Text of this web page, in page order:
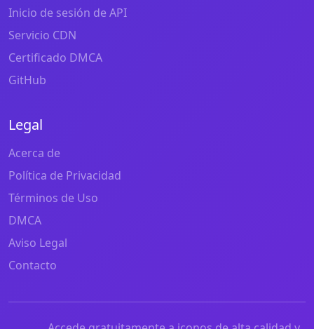
Inicio de sesión de API
Servicio CDN
Certificado DMCA
GitHub
Legal
Acerca de
Política de Privacidad
Términos de Uso
DMCA
Aviso Legal
Contacto